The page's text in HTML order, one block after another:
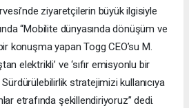
ziyaretçilerin büyük ilgisiyle
“Mobilite dünyasında dönüşüm ve
konuşma yapan Togg CEO’su M.
elektrikli’ ve ‘sıfır emisyonlu bir
Sürdürülebilirlik stratejimizi kullanıcıya
etrafında şekillendiriyoruz” dedi.